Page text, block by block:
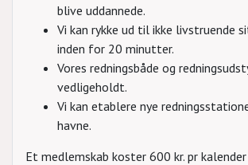
blive uddannede.
Vi kan rykke ud til ikke livstruende
inden for 20 minutter.
Vores redningsbåde og
vedligeholdt.
Vi kan etablere nye
havne.
Et medlemskab koster 600 kr. pr kalender